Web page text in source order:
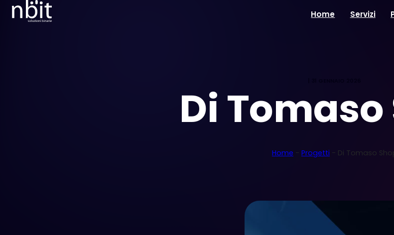
nBit
Soluzioni
Home Servizi
Di
Home - Progetti - Di Tomaso